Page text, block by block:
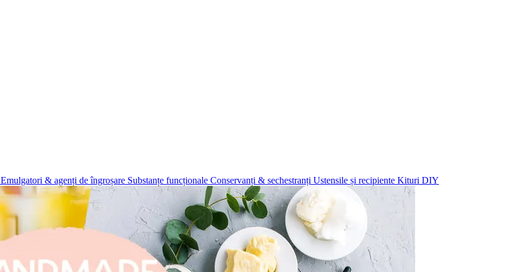
Emulgatori & agenți de îngroșare Substanțe funcționale Conservanți & sechestranți Ustensile și recipiente Kituri DIY